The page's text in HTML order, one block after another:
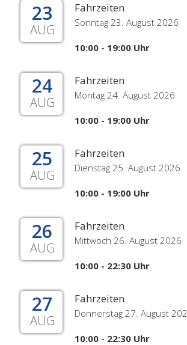
23
AUG
Fahrzeiten
Sonntag 23. August 2026
10:00 - 19:00 Uhr
24
AUG
Fahrzeiten
Montag 24. August 2026
10:00 - 19:00 Uhr
25
AUG
Fahrzeiten
Dienstag 25. August 2026
10:00 - 19:00 Uhr
26
AUG
Fahrzeiten
Mittwoch 26. August 2026
10:00 - 22:30 Uhr
27
AUG
Fahrzeiten
Donnerstag 27. August
10:00 - 22:30 Uhr